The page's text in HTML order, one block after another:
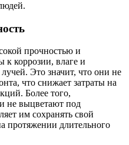
прочностью и
к коррозии, влаге и
Это значит, что они не
что снижает затраты на
Более того,
не выцветают под
им сохранять свой
протяжении длительного